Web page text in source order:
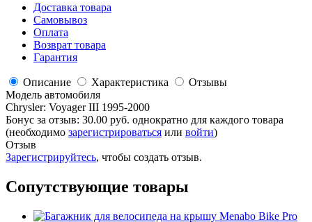
Доставка товара
Самовывоз
Оплата
Возврат товара
Гарантия
Описание Характеристика
Отзывы
Модель автомобиля
Chrysler: Voyager III 1995-2000
Бонус за отзыв: 30.00 руб. однократно для каждого товара
(необходимо зарегистрироваться или войти)
Отзыв
Зарегистрируйтесь, чтобы создать отзыв.
Сопутствующие товары